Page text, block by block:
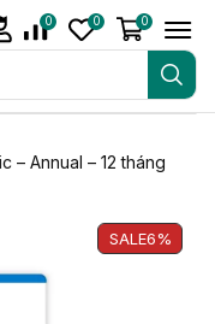
0 0 0
– Annual – 12 tháng
SALE6%